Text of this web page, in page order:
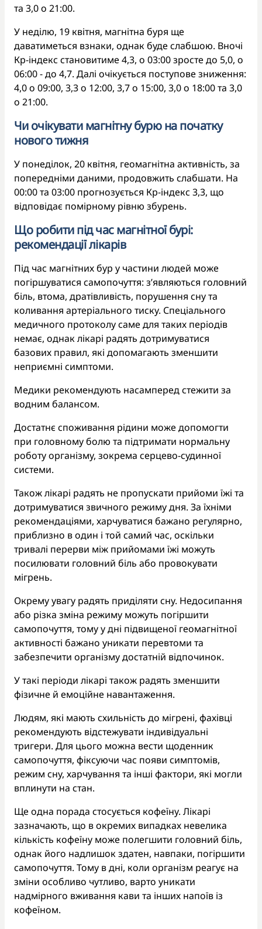
та 3,0 о 21:00.
У неділю, 19 квітня, магнітна буря ще
даватиметься взнаки, однак буде слабшою. Вночі
Кp-індекс становитиме 4,3, о 03:00 зросте до 5,0, о
06:00 - до 4,7. Далі очікується поступове зниження:
4,0 о 09:00, 3,3 о 12:00, 3,7 о 15:00, 3,0 о 18:00 та 3,0
о 21:00.
Чи очікувати магнітну бурю на початку
нового тижня
У понеділок, 20 квітня, геомагнітна активність, за
попередніми даними, продовжить слабшати. На
00:00 та 03:00 прогнозується Кp-індекс 3,3, що
відповідає помірному рівню збурень.
Що робити під час магнітної бурі:
рекомендації лікарів
Під час магнітних бур у частини людей може
погіршуватися самопочуття: з’являються головний
біль, втома, дратівливість, порушення сну та
коливання артеріального тиску. Спеціального
медичного протоколу саме для таких періодів
немає, однак лікарі радять дотримуватися
базових правил, які допомагають зменшити
неприємні симптоми.
Медики рекомендують насамперед стежити за
водним балансом.
Достатнє споживання рідини може допомогти
при головному болю та підтримати нормальну
роботу організму, зокрема серцево-судинної
системи.
Також лікарі радять не пропускати прийоми їжі та
дотримуватися звичного режиму дня. За їхніми
рекомендаціями, харчуватися бажано регулярно,
приблизно в один і той самий час, оскільки
тривалі перерви між прийомами їжі можуть
посилювати головний біль або провокувати
мігрень.
Окрему увагу радять приділяти сну. Недосипання
або різка зміна режиму можуть погіршити
самопочуття, тому у дні підвищеної геомагнітної
активності бажано уникати перевтоми та
забезпечити організму достатній відпочинок.
У такі періоди лікарі також радять зменшити
фізичне й емоційне навантаження.
Людям, які мають схильність до мігрені, фахівці
рекомендують відстежувати індивідуальні
тригери. Для цього можна вести щоденник
самопочуття, фіксуючи час появи симптомів,
режим сну, харчування та інші фактори, які могли
вплинути на стан.
Ще одна порада стосується кофеїну. Лікарі
зазначають, що в окремих випадках невелика
кількість кофеїну може полегшити головний біль,
однак його надлишок здатен, навпаки, погіршити
самопочуття. Тому в дні, коли організм реагує на
зміни особливо чутливо, варто уникати
надмірного вживання кави та інших напоїв із
кофеїном.